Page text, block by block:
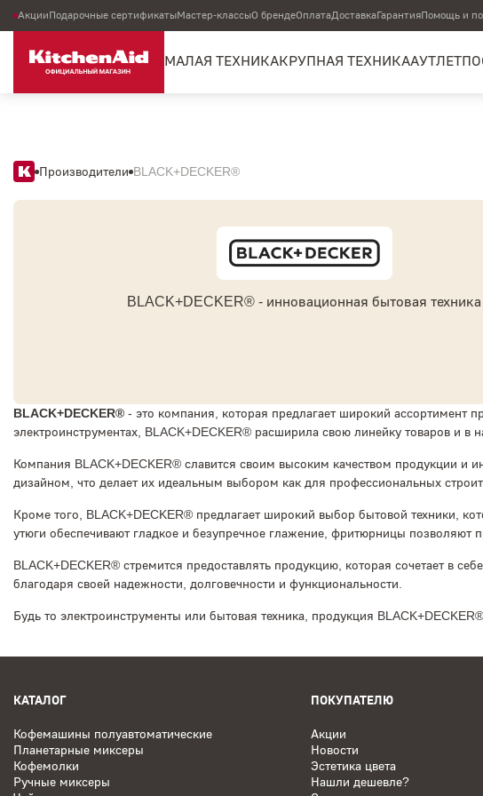
АкцииПодарочные сертификатыМастер-классыО брендеОплатаДоставкаГарантияПомощь и
МАЛАЯ ТЕХНИКАКРУПНАЯ ТЕХНИКААУТЛЕТ
Производители BLACK+DECKER®
BLACK+DECKER® - инновационная бытовая техника
BLACK+DECKER® - это компания, которая предлагает широкий ассортимент
электроинструментах, BLACK+DECKER® расширила свою линейку товаров и
Компания BLACK+DECKER® славится своим высоким качеством продукции
дизайном, что делает их идеальным выбором как для профессиональных
Кроме того, BLACK+DECKER® предлагает широкий выбор бытовой техники,
утюги обеспечивают гладкое и безупречное глажение, фритюрницы
BLACK+DECKER® стремится предоставлять продукцию, которая сочетает в
благодаря своей надежности, долговечности и функциональности.
Будь то электроинструменты или бытовая техника, продукция
КАТАЛОГ
Кофемашины полуавтоматические
Планетарные миксеры
Кофемолки
Ручные миксеры
ПОКУПАТЕЛЮ
Акции
Новости
Эстетика цвета
Нашли дешевле?